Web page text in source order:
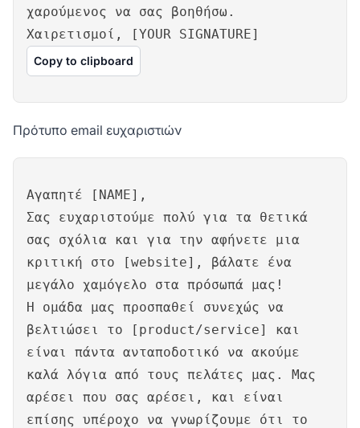
χαρούμενος να σας βοηθήσω.
Χαιρετισμοί, [YOUR SIGNATURE]
Copy to clipboard
Πρότυπο email ευχαριστιών
Αγαπητέ [NAME],
Σας ευχαριστούμε πολύ για τα θετικά
σας σχόλια και για την αφήνετε μια
κριτική στο [website], βάλατε ένα
μεγάλο χαμόγελο στα πρόσωπά μας!
Η ομάδα μας προσπαθεί συνεχώς να
βελτιώσει το [product/service] και
είναι πάντα ανταποδοτικό να ακούμε
καλά λόγια από τους πελάτες μας. Μας
αρέσει που σας αρέσει, και είναι
επίσης υπέροχο να γνωρίζουμε ότι το